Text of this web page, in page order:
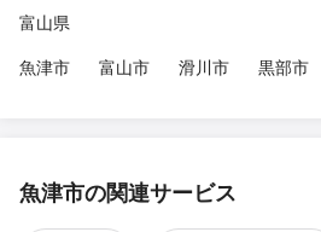
富山県
魚津市
富山市 滑川市 黒部市
魚津市の関連サービス